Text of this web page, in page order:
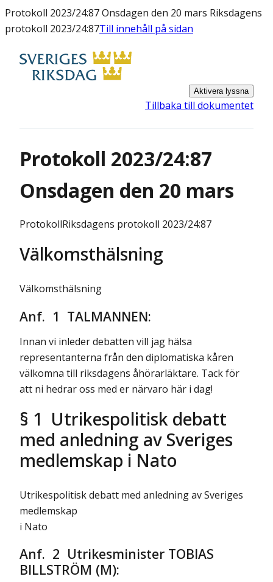
Protokoll 2023/24:87 Onsdagen den 20 mars Riksdagens
protokoll 2023/24:87Till innehåll på sidan
Aktivera lyssna
Tillbaka till dokumentet
Protokoll 2023/24:87
Onsdagen den 20 mars
ProtokollRiksdagens protokoll 2023/24:87
Välkomsthälsning
Välkomsthälsning
Anf. 1 TALMANNEN:
Innan vi inleder debatten vill jag hälsa
representanterna från den diplomatiska kåren
välkomna till riksdagens åhörarläktare. Tack för
att ni hedrar oss med er närvaro här i dag!
§ 1 Utrikespolitisk debatt
med anledning av Sveriges
medlemskap i Nato
Utrikespolitisk debatt med anledning av Sveriges
medlemskap
i Nato
Anf. 2 Utrikesminister TOBIAS
BILLSTRÖM (M):